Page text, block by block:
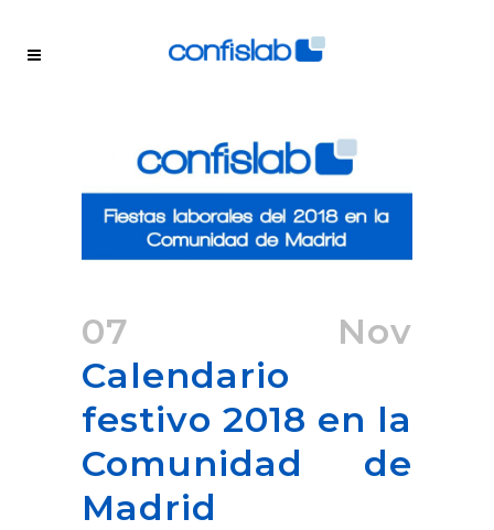
07 Nov
Calendario
festivo 2018 en la
Comunidad de
Madrid